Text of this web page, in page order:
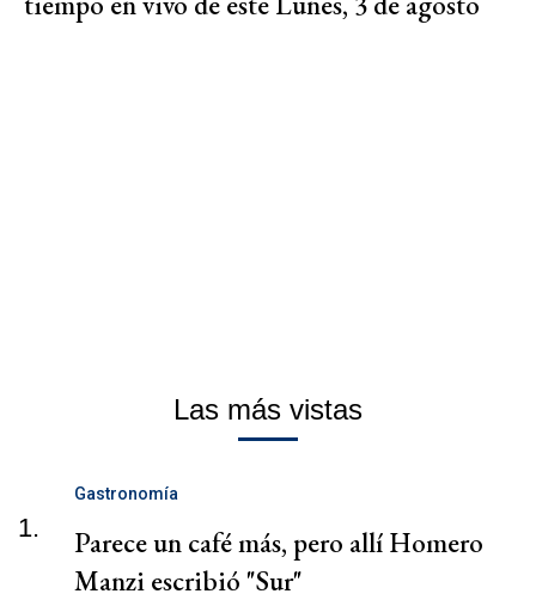
Las más vistas
1.
Gastronomía
Parece un café más, pero allí Homero
Manzi escribió "Sur"